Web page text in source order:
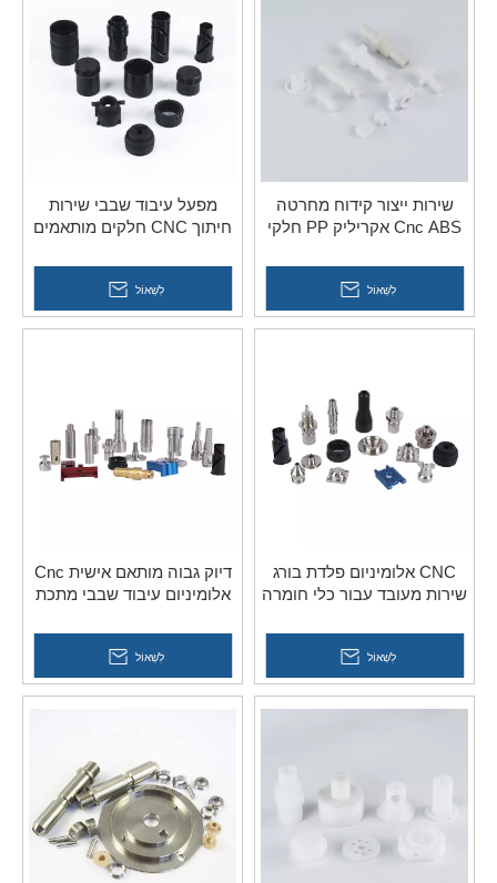
שירות ייצור קידוח מחרטה
Cnc ABS אקריליק PP חלקי
לִשְׁאוֹל
מפעל עיבוד שבבי שירות
חיתוך CNC חלקים מותאמים
לִשְׁאוֹל
CNC אלומיניום פלדת בורג
שירות מעובד עבור כלי חומרה
לִשְׁאוֹל
דיוק גבוה מותאם אישית Cnc
אלומיניום עיבוד שבבי מתכת
לִשְׁאוֹל